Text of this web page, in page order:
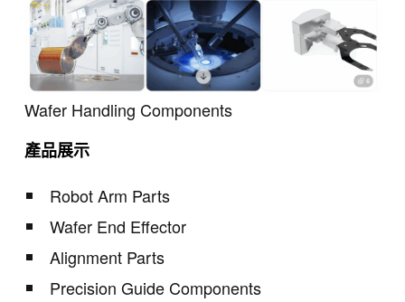
Wafer Handling Components
產品展示
Robot Arm Parts
Wafer End Effector
Alignment Parts
Precision Guide Components